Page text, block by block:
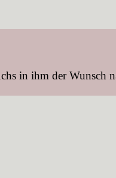
in ihm der Wunsch